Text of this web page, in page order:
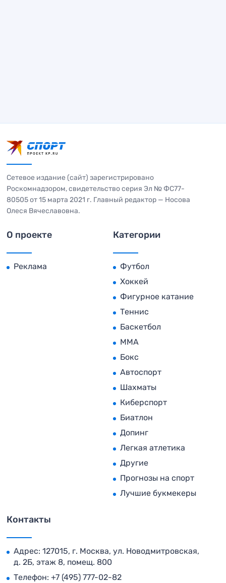
Сетевое издание (сайт) зарегистрировано
Роскомнадзором, свидетельство серия Эл № ФС77-
80505 от 15 марта 2021 г. Главный редактор — Носова
Олеся Вячеславовна.
О проекте
Реклама
Категории
Футбол
Хоккей
Фигурное катание
Теннис
Баскетбол
MMA
Бокс
Автоспорт
Шахматы
Киберспорт
Биатлон
Допинг
Легкая атлетика
Другие
Прогнозы на спорт
Лучшие букмекеры
Контакты
Адрес: 127015, г. Москва, ул. Новодмитровская,
д. 2Б, этаж 8, помещ. 800
Телефон: +7 (495) 777-02-82